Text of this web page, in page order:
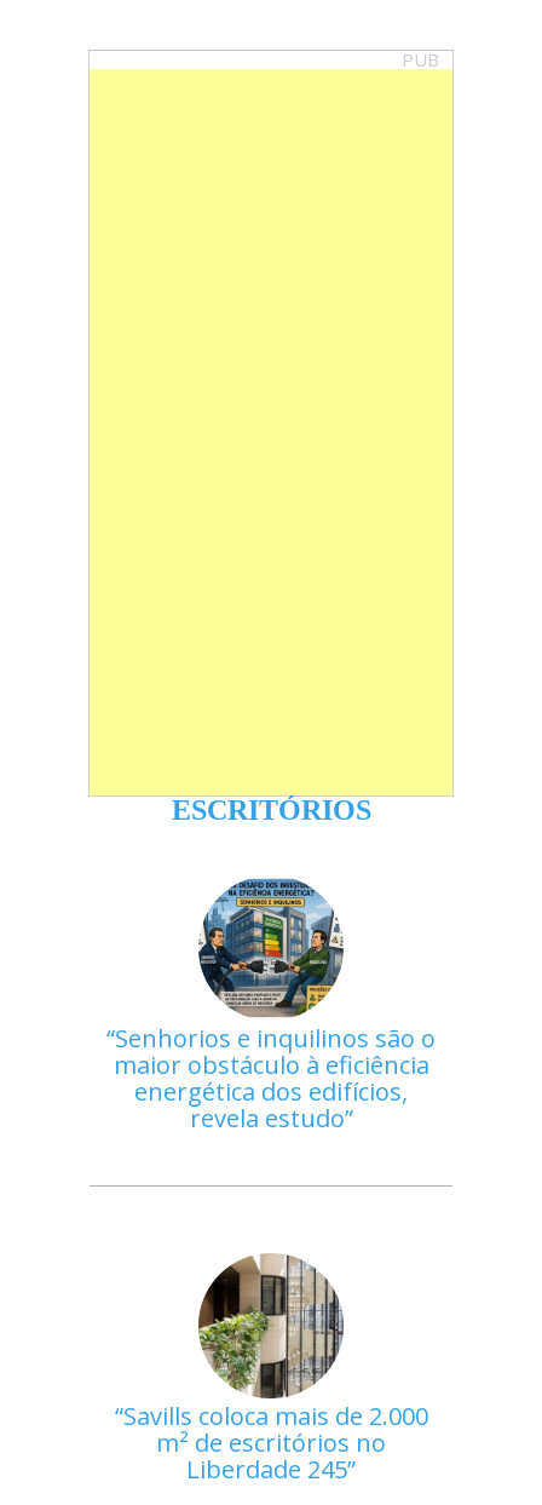
PUB
ESCRITÓRIOS
Senhorios e inquilinos são o
maior obstáculo à eficiência
energética dos edifícios,
revela estudo
Savills coloca mais de 2.000
m² de escritórios no
Liberdade 245